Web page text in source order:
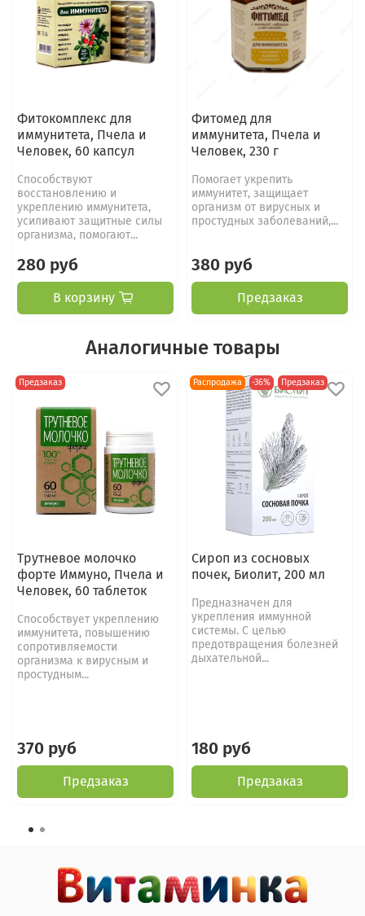
Фитокомплекс для
иммунитета, Пчела и
Человек, 60 капсул
Способствуют
восстановлению и
укреплению иммунитета,
усиливают защитные силы
организма, помогают...
280 руб
В корзину
Фитомед для
иммунитета, Пчела и
Человек, 230 г
Помогает укрепить
иммунитет, защищает
организм от вирусных и
простудных заболеваний,...
380 руб
Предзаказ
Аналогичные товары
Предзаказ
Трутневое молочко
форте Иммуно, Пчела и
Человек, 60 таблеток
Способствует укреплению
иммунитета, повышению
сопротивляемости
организма к вирусным и
простудным...
370 руб
Предзаказ
Распродажа -36% Предзаказ
Сироп из сосновых
почек, Биолит, 200 мл
Предназначен для
укрепления иммунной
системы. С целью
предотвращения болезней
дыхательной...
180 руб
Предзаказ